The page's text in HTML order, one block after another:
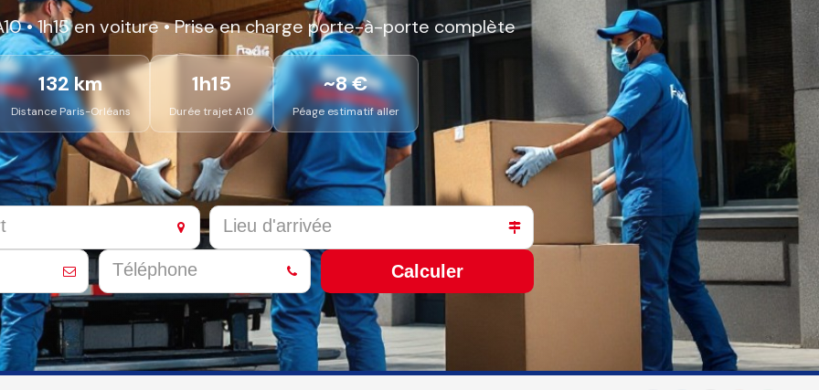
• 1h15 en voiture • Prise en charge porte-à-porte complète
132 km
Distance Paris-Orléans
1h15
Durée trajet A10
~8 €
Péage estimatif aller
Calculer